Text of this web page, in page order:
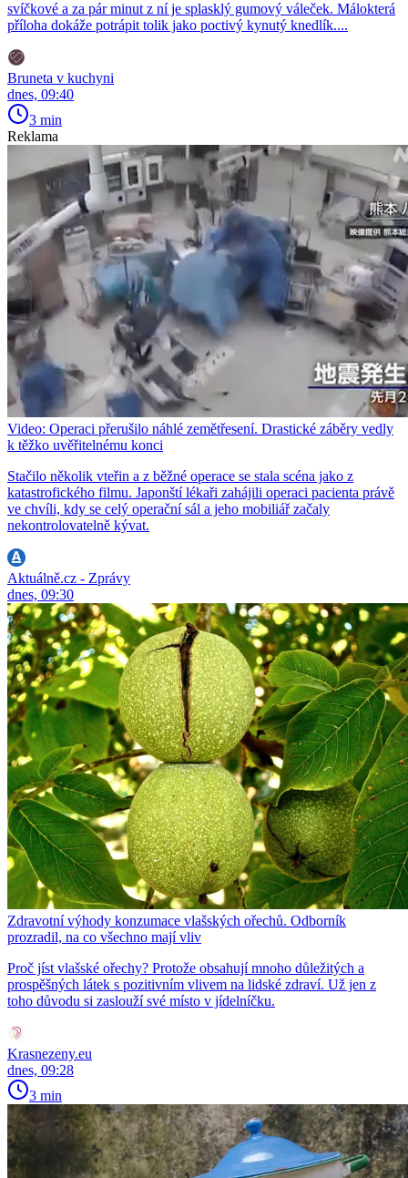
svíčkové a za pár minut z ní je splasklý gumový váleček. Málokterá
příloha dokáže potrápit tolik jako poctivý kynutý knedlík....
Bruneta v kuchyni
dnes, 09:40
3 min
Reklama
Video: Operaci přerušilo náhlé zemětřesení. Drastické záběry vedly
k těžko uvěřitelnému konci
Stačilo několik vteřin a z běžné operace se stala scéna jako z
katastrofického filmu. Japonští lékaři zahájili operaci pacienta právě
ve chvíli, kdy se celý operační sál a jeho mobiliář začaly
nekontrolovatelně kývat.
Aktuálně.cz - Zprávy
dnes, 09:30
Zdravotní výhody konzumace vlašských ořechů. Odborník
prozradil, na co všechno mají vliv
Proč jíst vlašské ořechy? Protože obsahují mnoho důležitých a
prospěšných látek s pozitivním vlivem na lidské zdraví. Už jen z
toho důvodu si zaslouží své místo v jídelníčku.
Krasnezeny.eu
dnes, 09:28
3 min